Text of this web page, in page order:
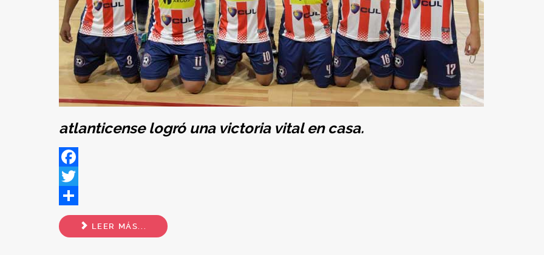
atlanticense logró una victoria vital en casa.
Facebook
Twitter
Share
LEER MÁS...